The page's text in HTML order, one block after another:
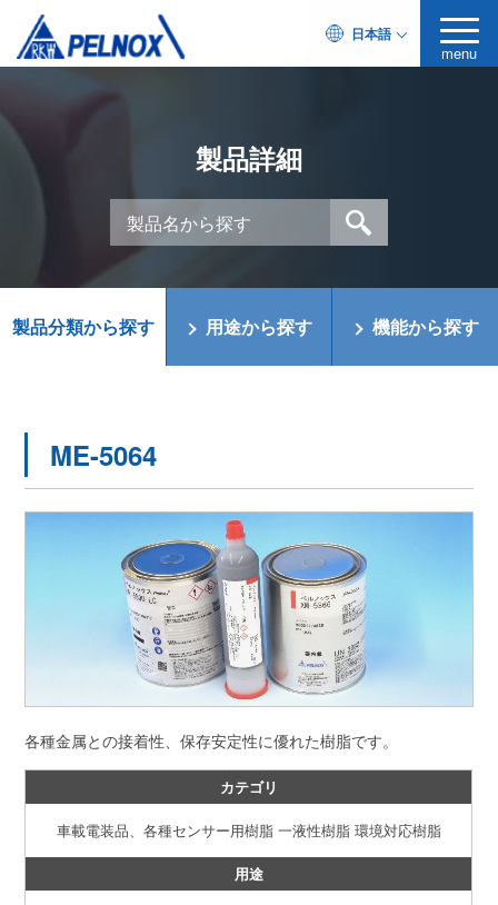
日本語
menu
製品詳細
製品分類から探す 用途から探す 機能から探す
ME-5064
各種金属との接着性、保存安定性に優れた樹脂です。
カテゴリ
車載電装品、各種センサー用樹脂 一液性樹脂 環境対応樹脂
用途